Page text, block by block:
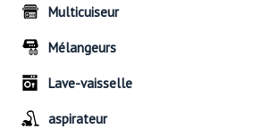
Multicuiseur
Mélangeurs
Lave-vaisselle
aspirateur